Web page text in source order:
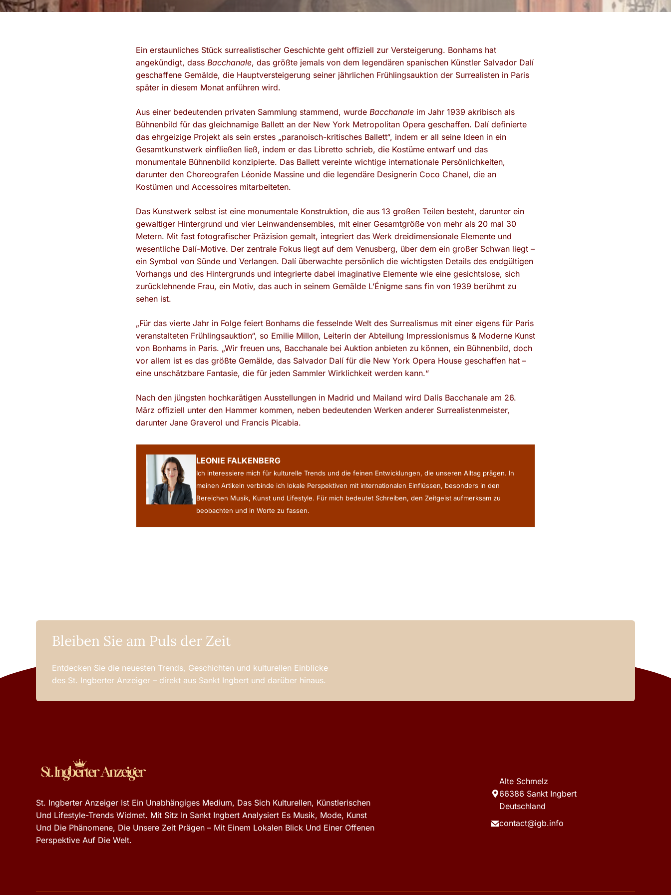
Ein erstaunliches Stück surrealistischer Geschichte geht offiziell zur Versteigerung. Bonhams hat
angekündigt, dass Bacchanale, das größte jemals von dem legendären spanischen Künstler Salvador Dalí
geschaffene Gemälde, die Hauptversteigerung seiner jährlichen Frühlingsauktion der Surrealisten in Paris
später in diesem Monat anführen wird.
Aus einer bedeutenden privaten Sammlung stammend, wurde Bacchanale im Jahr 1939 akribisch als
Bühnenbild für das gleichnamige Ballett an der New York Metropolitan Opera geschaffen. Dalí definierte
das ehrgeizige Projekt als sein erstes „paranoisch-kritisches Ballett“, indem er all seine Ideen in ein
Gesamtkunstwerk einfließen ließ, indem er das Libretto schrieb, die Kostüme entwarf und das
monumentale Bühnenbild konzipierte. Das Ballett vereinte wichtige internationale Persönlichkeiten,
darunter den Choreografen Léonide Massine und die legendäre Designerin Coco Chanel, die an
Kostümen und Accessoires mitarbeiteten.
Das Kunstwerk selbst ist eine monumentale Konstruktion, die aus 13 großen Teilen besteht, darunter ein
gewaltiger Hintergrund und vier Leinwandensembles, mit einer Gesamtgröße von mehr als 20 mal 30
Metern. Mit fast fotografischer Präzision gemalt, integriert das Werk dreidimensionale Elemente und
wesentliche Dalí-Motive. Der zentrale Fokus liegt auf dem Venusberg, über dem ein großer Schwan liegt –
ein Symbol von Sünde und Verlangen. Dalí überwachte persönlich die wichtigsten Details des endgültigen
Vorhangs und des Hintergrunds und integrierte dabei imaginative Elemente wie eine gesichtslose, sich
zurücklehnende Frau, ein Motiv, das auch in seinem Gemälde L’Énigme sans fin von 1939 berühmt zu
sehen ist.
„Für das vierte Jahr in Folge feiert Bonhams die fesselnde Welt des Surrealismus mit einer eigens für Paris
veranstalteten Frühlingsauktion“, so Emilie Millon, Leiterin der Abteilung Impressionismus & Moderne Kunst
von Bonhams in Paris. „Wir freuen uns, Bacchanale bei Auktion anbieten zu können, ein Bühnenbild, doch
vor allem ist es das größte Gemälde, das Salvador Dalí für die New York Opera House geschaffen hat –
eine unschätzbare Fantasie, die für jeden Sammler Wirklichkeit werden kann.“
Nach den jüngsten hochkarätigen Ausstellungen in Madrid und Mailand wird Dalís Bacchanale am 26.
März offiziell unter den Hammer kommen, neben bedeutenden Werken anderer Surrealistenmeister,
darunter Jane Graverol und Francis Picabia.
LEONIE FALKENBERG
Ich interessiere mich für kulturelle Trends und die feinen Entwicklungen, die unseren Alltag prägen. In
meinen Artikeln verbinde ich lokale Perspektiven mit internationalen Einflüssen, besonders in den
Bereichen Musik, Kunst und Lifestyle. Für mich bedeutet Schreiben, den Zeitgeist aufmerksam zu
beobachten und in Worte zu fassen.
Bleiben Sie am Puls der Zeit
Entdecken Sie die neuesten Trends, Geschichten und kulturellen Einblicke
des St. Ingberter Anzeiger – direkt aus Sankt Ingbert und darüber hinaus.
St. Ingberter Anzeiger Ist Ein Unabhängiges Medium, Das Sich Kulturellen, Künstlerischen
Und Lifestyle-Trends Widmet. Mit Sitz In Sankt Ingbert Analysiert Es Musik, Mode, Kunst
Und Die Phänomene, Die Unsere Zeit Prägen – Mit Einem Lokalen Blick Und Einer Offenen
Perspektive Auf Die Welt.
Alte Schmelz
66386 Sankt Ingbert
Deutschland
contact@igb.info